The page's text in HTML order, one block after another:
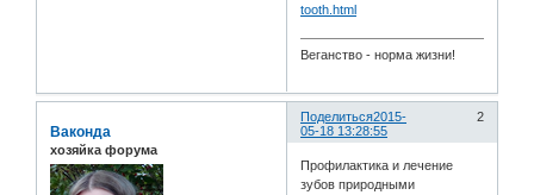
tooth.html
Веганство - норма жизни!
Поделиться 2
2015-
05-18 13:28:55
Ваконда
хозяйка форума
Профилактика и лечение
зубов природными